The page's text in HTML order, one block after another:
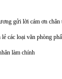
gửi lời cám ơn
các loại văn phòng
làm chính